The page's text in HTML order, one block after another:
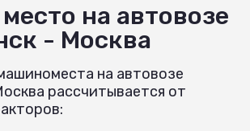
на автовозе
- Москва
на автовозе
рассчитывается от